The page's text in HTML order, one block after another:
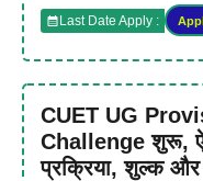
Last Date Apply :
CUET UG
Challenge शुरू,
प्रक्रिया, शुल्क और